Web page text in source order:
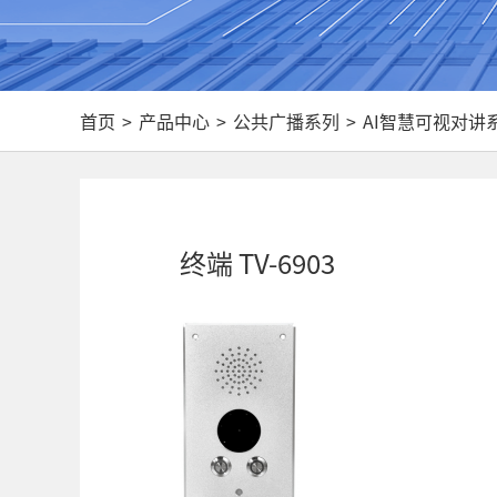
首页 > 产品中心 > 公共广播系列 > AI智慧可视对讲
终端 TV-6903